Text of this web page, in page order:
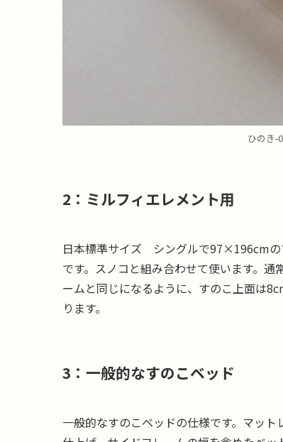
ひのき-
2：ミルフィエレメント用
日本標準サイズ シングルで97×196cmの
です。スノコと組み合わせて使います。
ームと同じになるように、すのこ上面は
ります。
3：一般的なすのこベッド
一般的なすのこベッドの仕様です。マッ